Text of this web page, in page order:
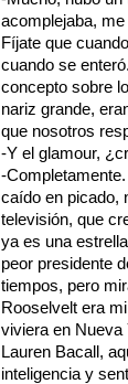
acomplejaba,
Fíjate que
cuando se
concepto sobre
nariz grande,
que nosotros
-Y el glamour,
-
caído en picado,
televisión, que
ya es una
peor presidente
tiempos, pero
Rooselvelt era
viviera en
Lauren Bacall,
inteligencia y